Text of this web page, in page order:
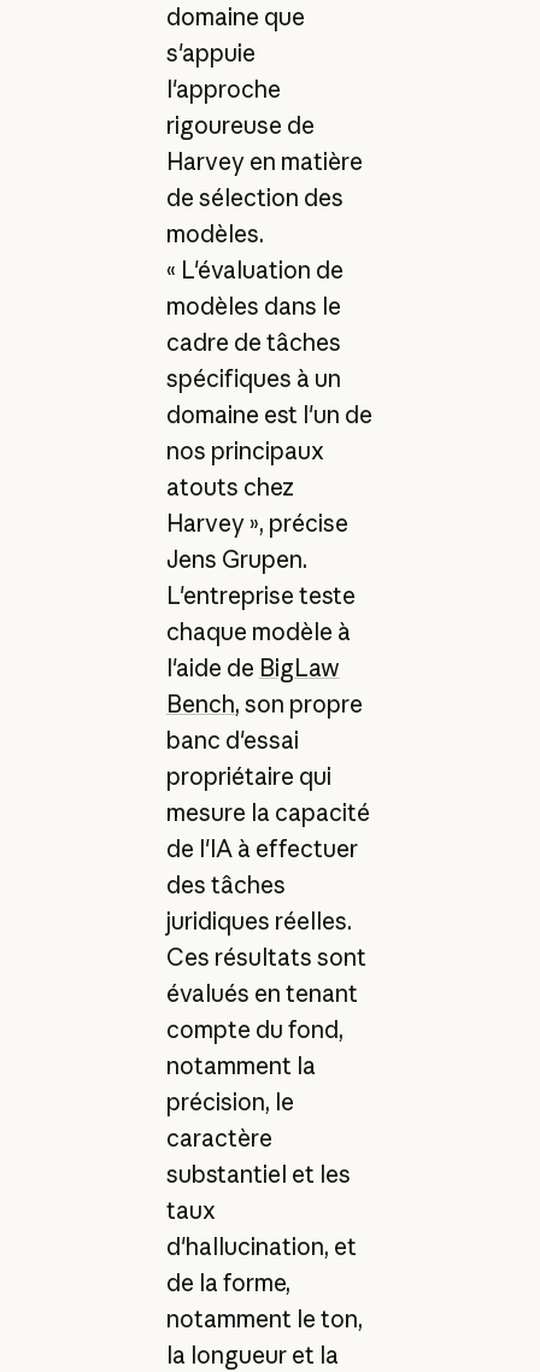
domaine que
s'appuie
l'approche
rigoureuse de
Harvey en matière
de sélection des
modèles.
« L'évaluation de
modèles dans le
cadre de tâches
spécifiques à un
domaine est l'un de
nos principaux
atouts chez
Harvey », précise
Jens Grupen.
L'entreprise teste
chaque modèle à
l'aide de BigLaw
Bench, son propre
banc d'essai
propriétaire qui
mesure la capacité
de l'IA à effectuer
des tâches
juridiques réelles.
Ces résultats sont
évalués en tenant
compte du fond,
notamment la
précision, le
caractère
substantiel et les
taux
d'hallucination, et
de la forme,
notamment le ton,
la longueur et la